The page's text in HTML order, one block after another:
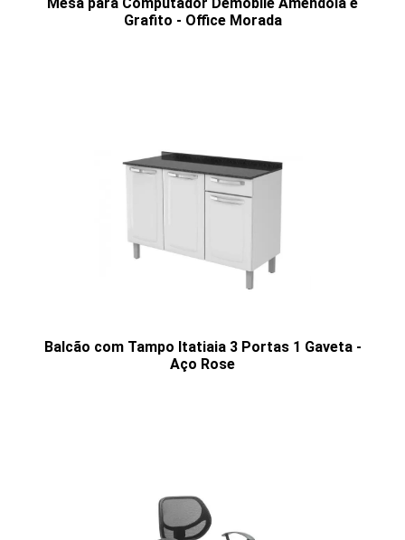
Grafito - Office Morada
Balcão com Tampo Itatiaia 3 Portas 1 Gaveta -
Aço Rose